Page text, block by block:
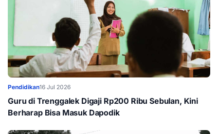
Pendidikan16 Jul 2026
Guru di Trenggalek Digaji Rp200 Ribu Sebulan, Kini
Berharap Bisa Masuk Dapodik